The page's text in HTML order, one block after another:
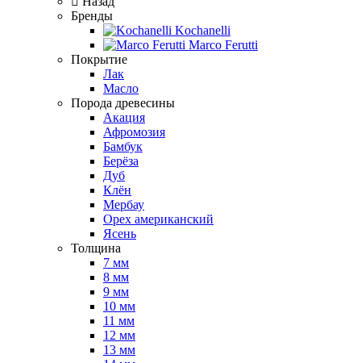
Бренды
Kochanelli
Marco Ferutti
Покрытие
Лак
Масло
Порода древесины
Акация
Афромозия
Бамбук
Берёза
Дуб
Клён
Мербау
Орех американский
Ясень
Толщина
7 мм
8 мм
9 мм
10 мм
11 мм
12 мм
13 мм